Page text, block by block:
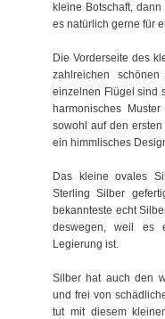
kleine Botschaft,
es natürlich gerne für
Die Vorderseite des
zahlreichen
einzelnen Flügel sind
harmonisches
sowohl auf den
ein himmlisches
Das kleine ovales
Sterling Silber
bekannteste echt
deswegen, weil es
Legierung ist.
Silber hat auch den
und frei von
tut mit diesem